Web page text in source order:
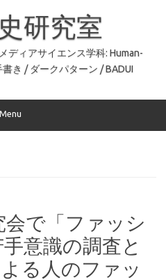
研究室
ディアサイエンス学科: Human-
き / ダークパターン / BADUI
Menu
会で「ファッシ
意識の調査と
る人のファッ